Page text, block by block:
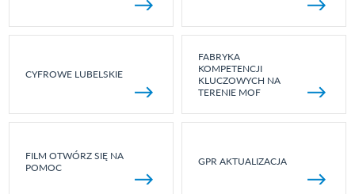
CYFROWE LUBELSKIE
FABRYKA
KOMPETENCJI
KLUCZOWYCH NA
TERENIE MOF
FILM OTWÓRZ SIĘ NA
POMOC
GPR AKTUALIZACJA